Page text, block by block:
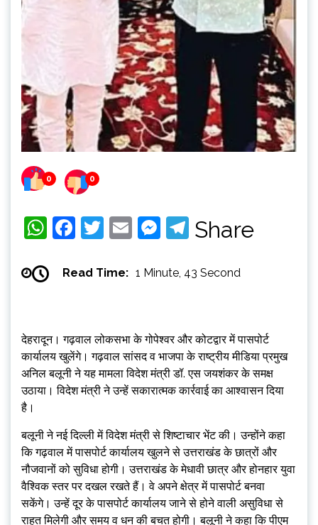
0 0
WhatsApp
Facebook
Twitter
EmailMessenger
Telegram
Share
Read Time: 1 Minute, 43 Second
देहरादून। गढ़वाल लोकसभा के गोपेश्वर और कोटद्वार में पासपोर्ट
कार्यालय खुलेंगे। गढ़वाल सांसद व भाजपा के राष्ट्रीय मीडिया प्रमुख
अनिल बलूनी ने यह मामला विदेश मंत्री डॉ. एस जयशंकर के समक्ष
उठाया। विदेश मंत्री ने उन्हें सकारात्मक कार्रवाई का आश्वासन दिया
है।
बलूनी ने नई दिल्ली में विदेश मंत्री से शिष्टाचार भेंट की। उन्होंने कहा
कि गढ़वाल में पासपोर्ट कार्यालय खुलने से उत्तराखंड के छात्रों और
नौजवानों को सुविधा होगी। उत्तराखंड के मेधावी छात्र और होनहार युवा
वैश्विक स्तर पर दखल रखते हैं। वे अपने क्षेत्र में पासपोर्ट बनवा
सकेंगे। उन्हें दूर के पासपोर्ट कार्यालय जाने से होने वाली असुविधा से
राहत मिलेगी और समय व धन की बचत होगी। बलूनी ने कहा कि पीएम